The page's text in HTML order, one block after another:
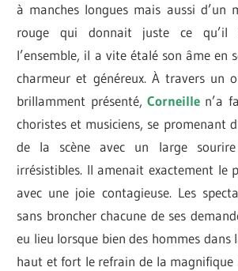
à manches longues mais aussi d’un
rouge qui donnait juste ce qu’il
l’ensemble, il a vite étalé son âme en
charmeur et généreux. À travers un
brillamment présenté, Corneillen’a
choristes et musiciens, se promenant
de la scène avec un large
irrésistibles. Il amenait exactement le
avec une joie contagieuse. Les
sans broncher chacune de ses
eu lieu lorsque bien des hommes dans
haut et fort le refrain de la magnifique